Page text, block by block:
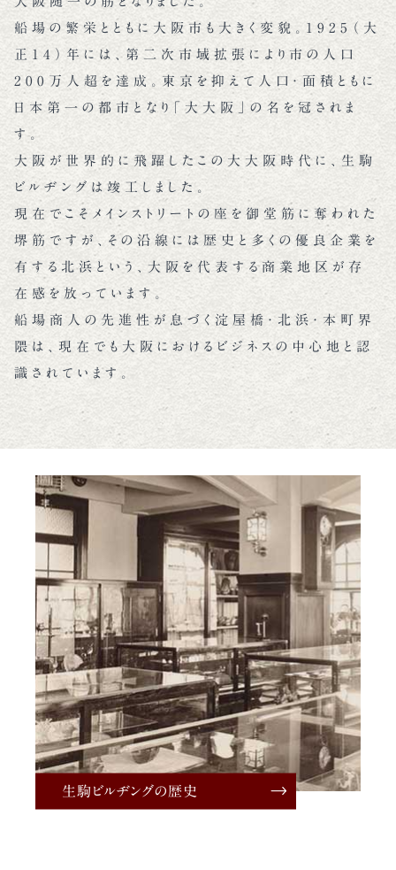
船場の繁栄とともに大阪市も大きく変貌。1925（大
正14）年には、第二次市域拡張により市の人口
200万人超を達成。東京を抑えて人口・面積ともに
日本第一の都市となり「大大阪」の名を冠されま
す。
大阪が世界的に飛躍したこの大大阪時代に、生駒
ビルヂングは竣工しました。
現在でこそメインストリートの座を御堂筋に奪われた
堺筋ですが、その沿線には歴史と多くの優良企業を
有する北浜という、大阪を代表する商業地区が存
在感を放っています。
船場商人の先進性が息づく淀屋橋・北浜・本町界
隈は、現在でも大阪におけるビジネスの中心地と認
識されています。
生駒ビルヂングの歴史